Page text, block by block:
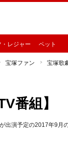
レジャー ペット
宝塚ファン 宝塚歌
番組】
演予定の2017年9月